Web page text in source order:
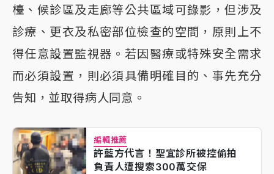
檯、候診區及走廊等公共區域可錄影，但涉及
診療、更衣及私密部位檢查的空間，原則上不
得任意設置監視器。若因醫療或特殊安全需求
而必須設置，則必須具備明確目的、事先充分
告知，並取得病人同意。
編輯推薦
許藍方代言！聖宜診所被控偷拍
負責人遭搜索300萬交保